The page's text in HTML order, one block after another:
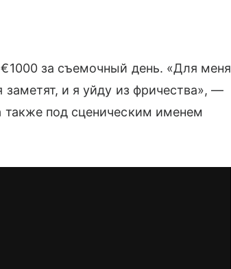
за съемочный день. «Для меня
и я уйду из фричества», —
также под сценическим именем